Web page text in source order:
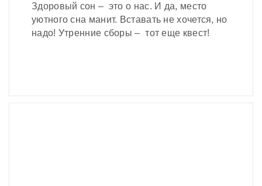
Здоровый сон – это о нас. И да, место
уютного сна манит. Вставать не хочется, но
надо! Утренние сборы – тот еще квест!